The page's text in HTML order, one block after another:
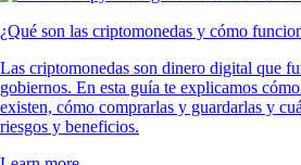
¿Qué son las criptomonedas y cómo
Las criptomonedas son dinero digital que
gobiernos. En esta guía te explicamos
existen, cómo comprarlas y guardarlas y
riesgos y beneficios.